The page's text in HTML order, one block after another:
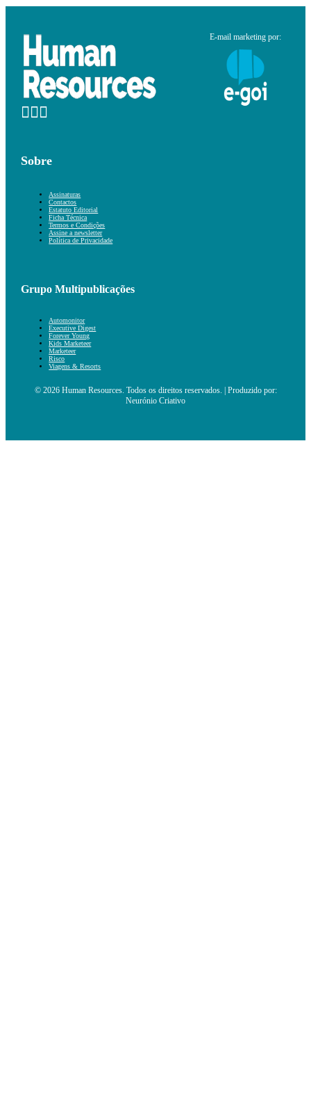
E-mail marketing por:
Sobre
Assinaturas
Contactos
Estatuto Editorial
Ficha Técnica
Termos e Condições
Assine a newsletter
Política de Privacidade
Grupo Multipublicações
Automonitor
Executive Digest
Forever Young
Kids Marketeer
Marketeer
Risco
Viagens & Resorts
© 2026 Human Resources. Todos os direitos reservados. | Produzido por:
Neurónio Criativo